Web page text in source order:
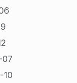
07
10